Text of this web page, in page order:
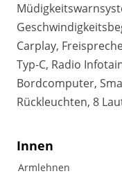
Carplay,
Typ-C, Radio
Bordcomputer,
Rückleuchten, 8
Innen
Armlehnen